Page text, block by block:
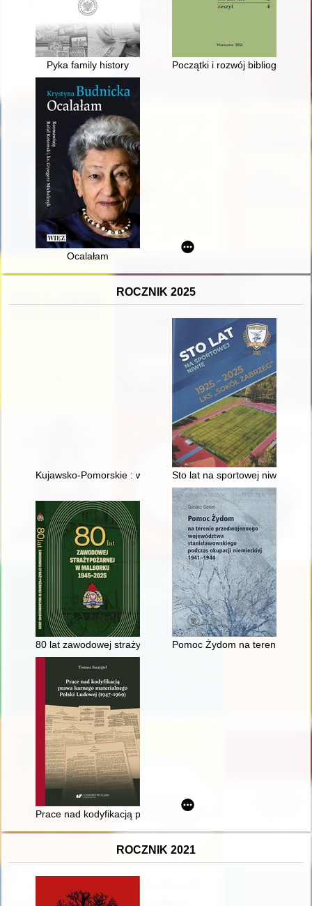
Pyka family history Początki i rozwój bibliografii
Ocalałam
ROCZNIK 2025
Kujawsko-Pomorskie : wspólnie do przyszłości : z miłości do
Sto lat na sportowej niwie :
80 lat zawodowej straży pożarnej w Malborku : 1945-2025
Pomoc Żydom na terenie
Prace nad kodyfikacją prawa karnego materialnego Polski
ROCZNIK 2021